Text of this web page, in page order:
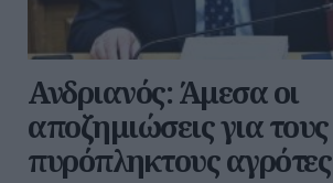
Ανδριανός: Άμεσα οι
αποζημιώσεις για τους
πυρόπληκτους αγρότες